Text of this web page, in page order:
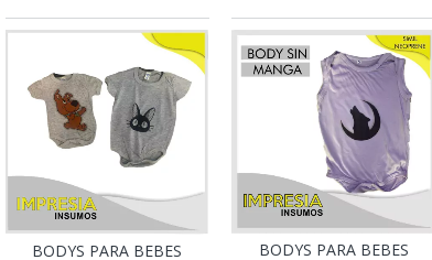
BODYS PARA BEBES BODYS PARA BEBES